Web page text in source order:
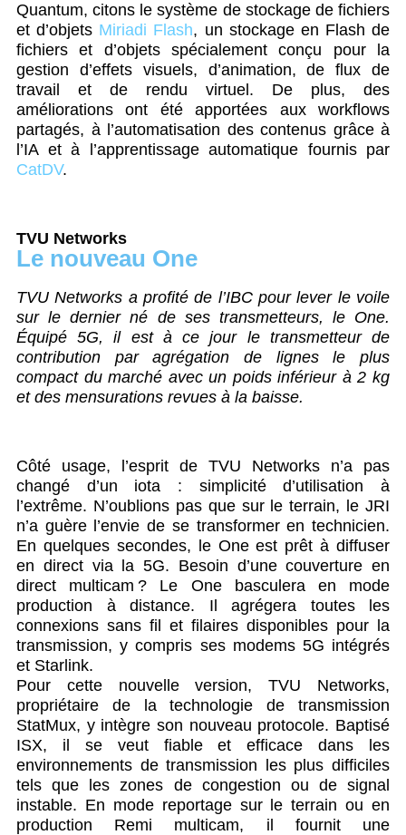
Quantum, citons le système de stockage de fichiers
et d’objets Miriadi Flash, un stockage en Flash de
fichiers et d’objets spécialement conçu pour la
gestion d’effets visuels, d’animation, de flux de
travail et de rendu virtuel. De plus, des
améliorations ont été apportées aux workflows
partagés, à l’automatisation des contenus grâce à
l’IA et à l’apprentissage automatique fournis par
CatDV.
TVU Networks
Le nouveau One
TVU Networks a profité de l’IBC pour lever le voile
sur le dernier né de ses transmetteurs, le One.
Équipé 5G, il est à ce jour le transmetteur de
contribution par agrégation de lignes le plus
compact du marché avec un poids inférieur à 2 kg
et des mensurations revues à la baisse.
Côté usage, l’esprit de TVU Networks n’a pas
changé d’un iota : simplicité d’utilisation à
l’extrême. N’oublions pas que sur le terrain, le JRI
n’a guère l’envie de se transformer en technicien.
En quelques secondes, le One est prêt à diffuser
en direct via la 5G. Besoin d’une couverture en
direct multicam ? Le One basculera en mode
production à distance. Il agrégera toutes les
connexions sans fil et filaires disponibles pour la
transmission, y compris ses modems 5G intégrés
et Starlink.
Pour cette nouvelle version, TVU Networks,
propriétaire de la technologie de transmission
StatMux, y intègre son nouveau protocole. Baptisé
ISX, il se veut fiable et efficace dans les
environnements de transmission les plus difficiles
tels que les zones de congestion ou de signal
instable. En mode reportage sur le terrain ou en
production Remi multicam, il fournit une